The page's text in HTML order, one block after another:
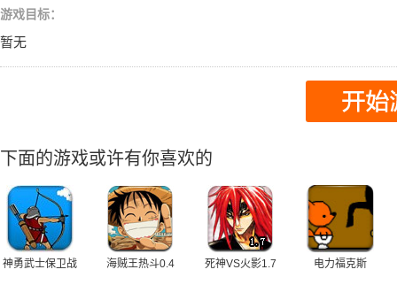
游戏目标：
暂无
下面的游戏或许有你喜欢的
神勇武士保卫战 海贼王热斗0.4 死神VS火影1.7 电力福克斯